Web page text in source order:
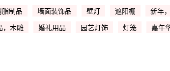
脂制品 墙面装饰品 壁灯 遮阳棚 新年
，木雕 婚礼用品 园艺灯饰 灯笼 嘉年